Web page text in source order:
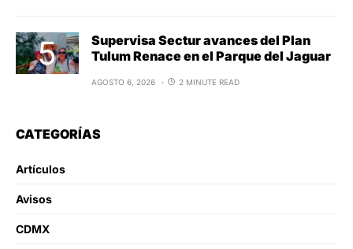
Supervisa Sectur avances del Plan
Tulum Renace en el Parque del Jaguar
AGOSTO 6, 2026 2 MINUTE READ
CATEGORÍAS
Artículos
Avisos
CDMX